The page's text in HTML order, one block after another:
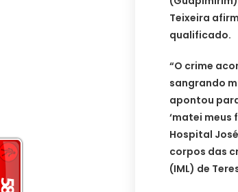
Teixeira
qualificado.
“O crime
sangrando
apontou
‘matei meus
Hospital
corpos das
(IML) de